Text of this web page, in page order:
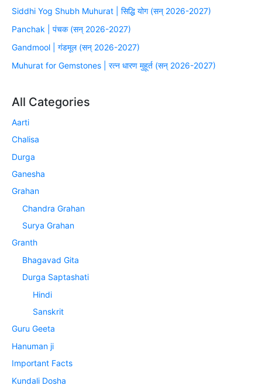
Siddhi Yog Shubh Muhurat | सिद्धि योग (सन् 2026-2027)
Panchak | पंचक (सन् 2026-2027)
Gandmool | गंडमूल (सन् 2026-2027)
Muhurat for Gemstones | रत्न धारण मुहूर्त (सन् 2026-2027)
All Categories
Aarti
Chalisa
Durga
Ganesha
Grahan
Chandra Grahan
Surya Grahan
Granth
Bhagavad Gita
Durga Saptashati
Hindi
Sanskrit
Guru Geeta
Hanuman ji
Important Facts
Kundali Dosha